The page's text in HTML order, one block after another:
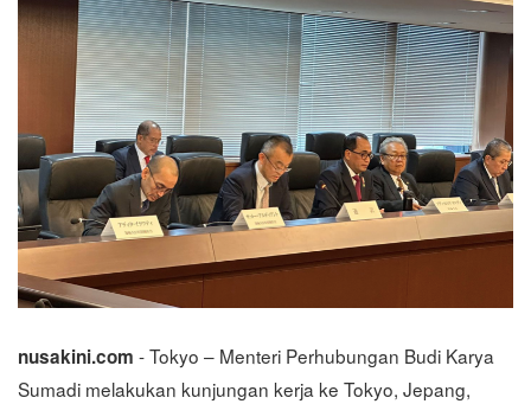
nusakini.com - Tokyo – Menteri Perhubungan Budi Karya
Sumadi melakukan kunjungan kerja ke Tokyo, Jepang,